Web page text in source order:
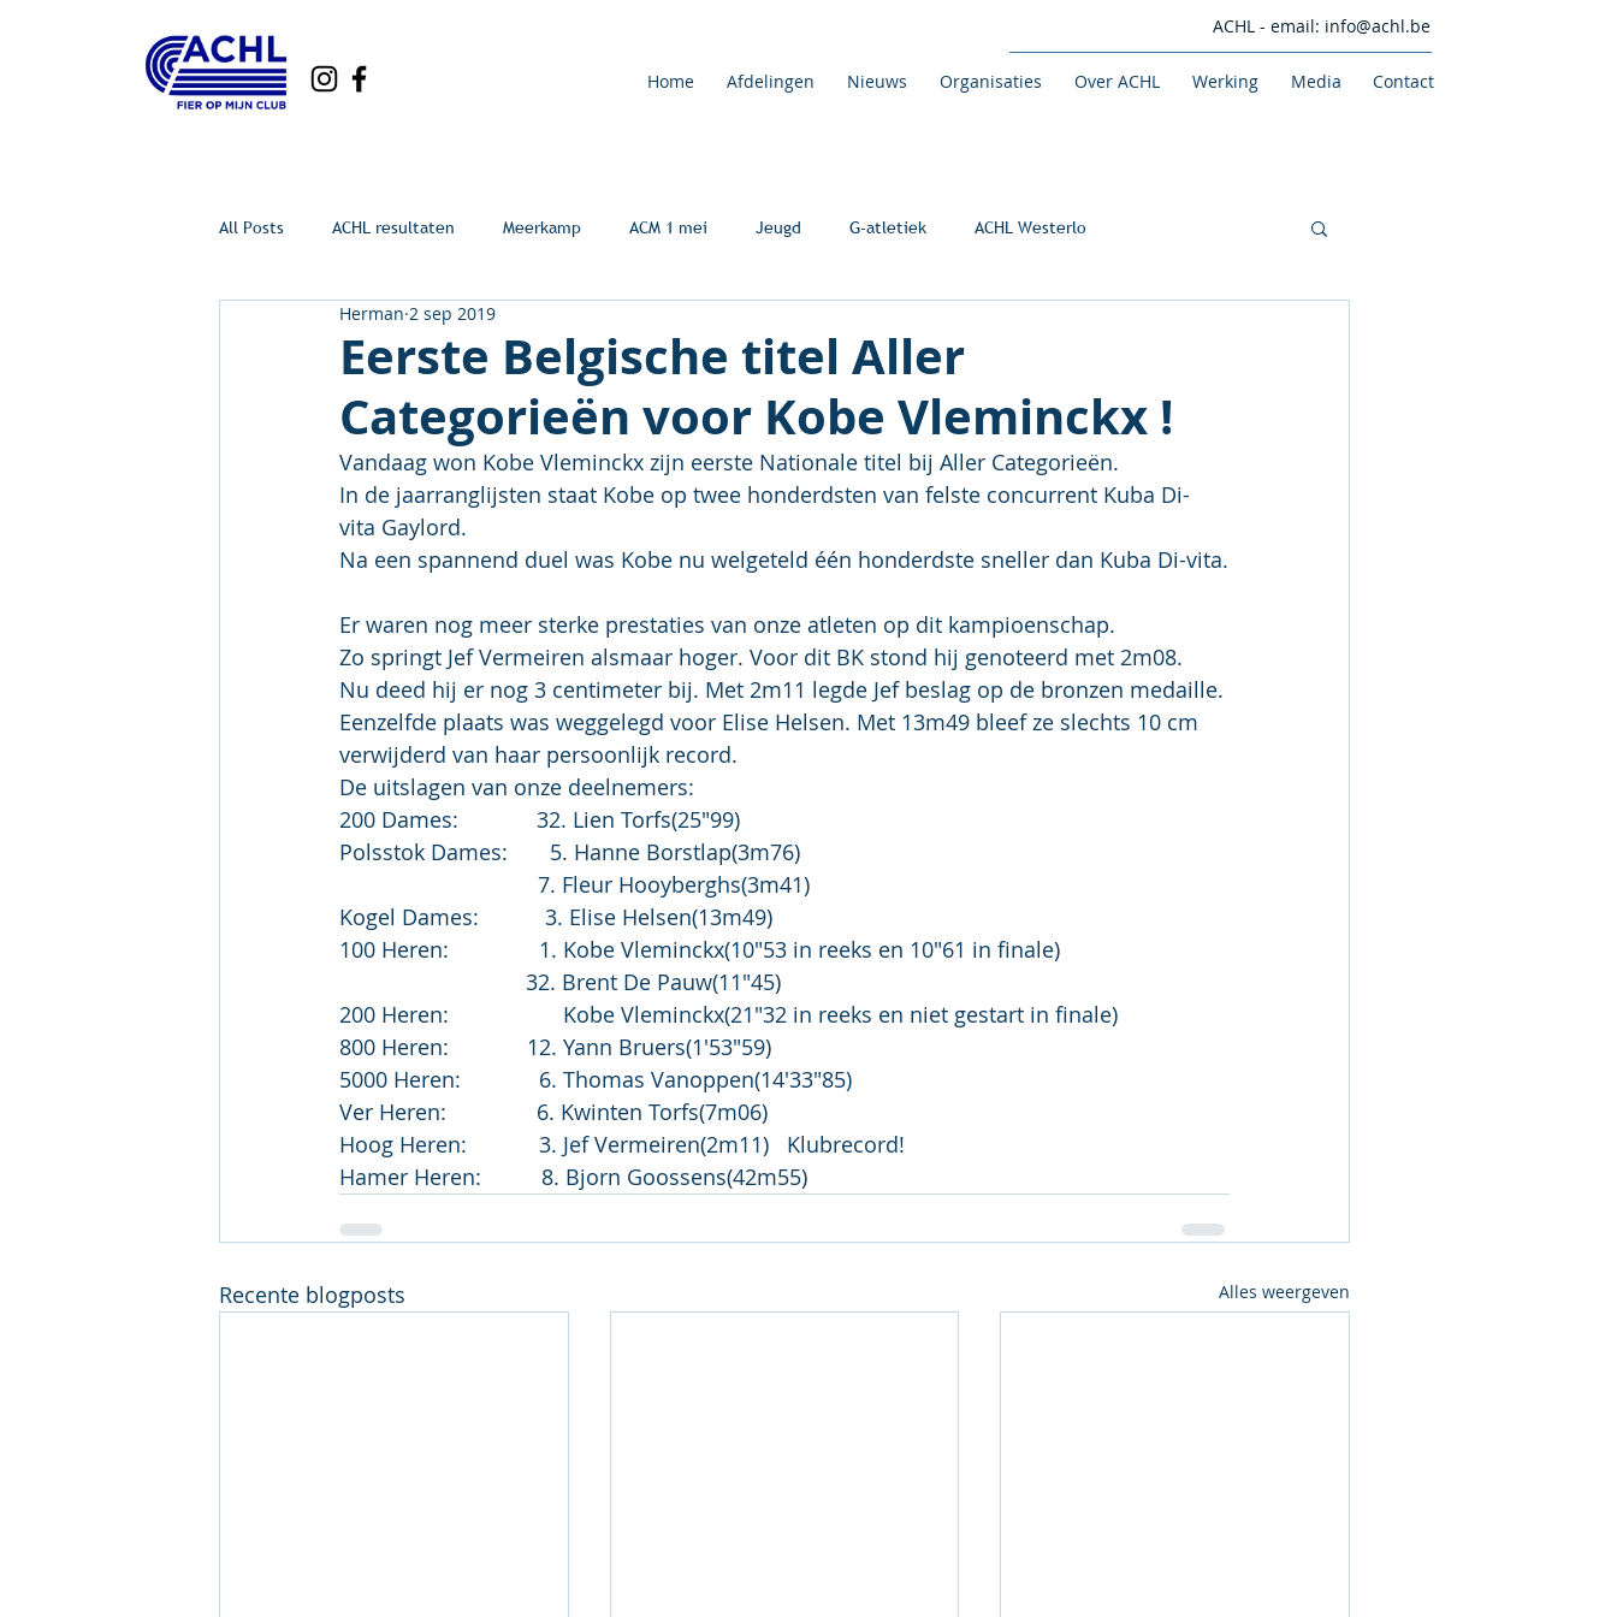
ACHL - email: info@achl.be
Home Afdelingen Nieuws Organisaties Over ACHL Werking Media Contact
All Posts ACHL resultaten Meerkamp ACM 1 mei Jeugd G-atletiek ACHL Westerlo
Eerste Belgische titel Aller
Categorieën voor Kobe Vleminckx !
Herman 2 sep 2019
Vandaag won Kobe Vleminckx zijn eerste Nationale titel bij Aller Categorieën.
In de jaarranglijsten staat Kobe op twee honderdsten van felste concurrent Kuba Di-
vita Gaylord.
Na een spannend duel was Kobe nu welgeteld één honderdste sneller dan Kuba Di-vita.
Er waren nog meer sterke prestaties van onze atleten op dit kampioenschap.
Zo springt Jef Vermeiren alsmaar hoger. Voor dit BK stond hij genoteerd met 2m08.
Nu deed hij er nog 3 centimeter bij. Met 2m11 legde Jef beslag op de bronzen medaille.
Eenzelfde plaats was weggelegd voor Elise Helsen. Met 13m49 bleef ze slechts 10 cm
verwijderd van haar persoonlijk record.
De uitslagen van onze deelnemers:
200 Dames:             32. Lien Torfs(25"99)
Polsstok Dames:       5. Hanne Borstlap(3m76)
                                 7. Fleur Hooyberghs(3m41)
Kogel Dames:           3. Elise Helsen(13m49)
100 Heren:               1. Kobe Vleminckx(10"53 in reeks en 10"61 in finale)
                               32. Brent De Pauw(11"45)
200 Heren:                   Kobe Vleminckx(21"32 in reeks en niet gestart in finale)
800 Heren:             12. Yann Bruers(1'53"59)
5000 Heren:             6. Thomas Vanoppen(14'33"85)
Ver Heren:               6. Kwinten Torfs(7m06)
Hoog Heren:            3. Jef Vermeiren(2m11)   Klubrecord!
Hamer Heren:          8. Bjorn Goossens(42m55)
Recente blogposts Alles weergeven